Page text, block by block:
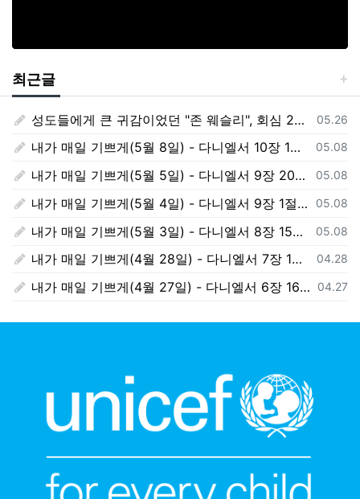
최근글
등록일
05.26
성도들에게 큰 귀감이었던 "존 웨슬리", 회심 285 주년을 맞으며,
등록일
05.08
내가 매일 기쁘게(5월 8일) - 다니엘서 10장 1절 ~ 9절
등록일
05.08
내가 매일 기쁘게(5월 5일) - 다니엘서 9장 20절 ~ 27절
등록일
05.08
내가 매일 기쁘게(5월 4일) - 다니엘서 9장 1절 ~ 19절
등록일
05.08
내가 매일 기쁘게(5월 3일) - 다니엘서 8장 15절 ~ 27절
등록일
04.28
내가 매일 기쁘게(4월 28일) - 다니엘서 7장 1절 ~ 14절
등록일
04.27
내가 매일 기쁘게(4월 27일) - 다니엘서 6장 16절 ~ 28절